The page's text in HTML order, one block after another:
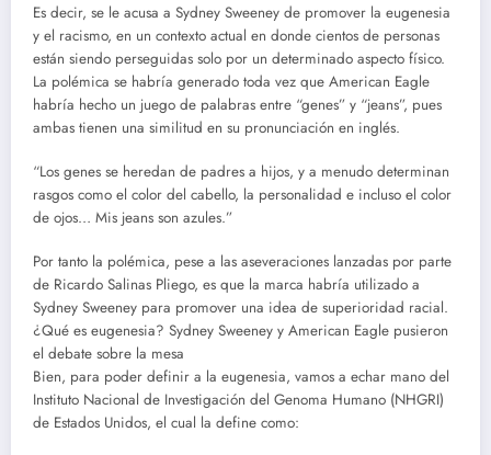
Es decir, se le acusa a Sydney Sweeney de promover la eugenesia
y el racismo, en un contexto actual en donde cientos de personas
están siendo perseguidas solo por un determinado aspecto físico.
La polémica se habría generado toda vez que American Eagle
habría hecho un juego de palabras entre “genes” y “jeans”, pues
ambas tienen una similitud en su pronunciación en inglés.
“Los genes se heredan de padres a hijos, y a menudo determinan
rasgos como el color del cabello, la personalidad e incluso el color
de ojos… Mis jeans son azules.”
Por tanto la polémica, pese a las aseveraciones lanzadas por parte
de Ricardo Salinas Pliego, es que la marca habría utilizado a
Sydney Sweeney para promover una idea de superioridad racial.
¿Qué es eugenesia? Sydney Sweeney y American Eagle pusieron
el debate sobre la mesa
Bien, para poder definir a la eugenesia, vamos a echar mano del
Instituto Nacional de Investigación del Genoma Humano (NHGRI)
de Estados Unidos, el cual la define como: